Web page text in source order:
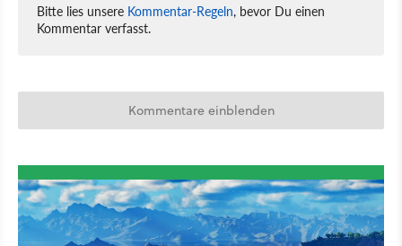
Bitte lies unsere Kommentar-Regeln, bevor Du einen
Kommentar verfasst.
Kommentare einblenden